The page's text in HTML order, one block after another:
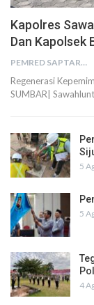
Kapolres
Dan Kapolsek
PEMRED SAPTARIUS
Regenerasi
SUMBAR|
5
5
4